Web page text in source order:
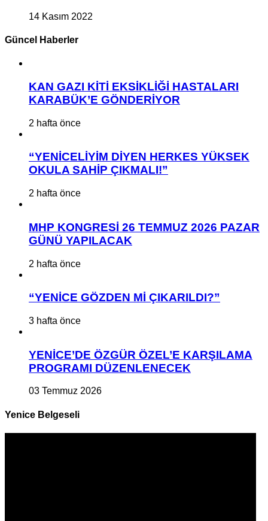
14 Kasım 2022
Güncel Haberler
KAN GAZI KİTİ EKSİKLİĞİ HASTALARI
KARABÜK’E GÖNDERİYOR
2 hafta önce
“YENİCELİYİM DİYEN HERKES YÜKSEK
OKULA SAHİP ÇIKMALI!”
2 hafta önce
MHP KONGRESİ 26 TEMMUZ 2026 PAZAR
GÜNÜ YAPILACAK
2 hafta önce
“YENİCE GÖZDEN Mİ ÇIKARILDI?”
3 hafta önce
YENİCE’DE ÖZGÜR ÖZEL’E KARŞILAMA
PROGRAMI DÜZENLENECEK
03 Temmuz 2026
Yenice Belgeseli